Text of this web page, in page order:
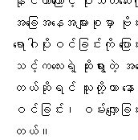
အခြေအနေအများစုမှာ
ရောဂါပိုးဝင်ခြင်းကို
သင့်ကလေးရဲ့ ဆိုးရွားတဲ့
တယ်ဆိုရင် သူတို့ဟာ နောက်
ဝင်ခြင်း၊ ဝမ်းလျှောခ
တယ်။